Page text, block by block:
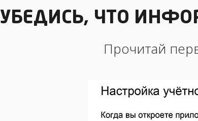
УБЕДИСЬ, ЧТО
Прочитай